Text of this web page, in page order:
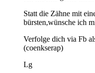
Statt die Zähne mit
bürsten,wünsche ich
Verfolge dich via Fb
(coenkserap)
Lg